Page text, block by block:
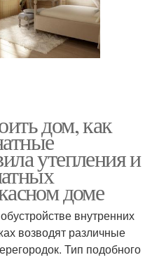
дом, как
утепления и
доме
внутренних
возводят различные
Тип подобного